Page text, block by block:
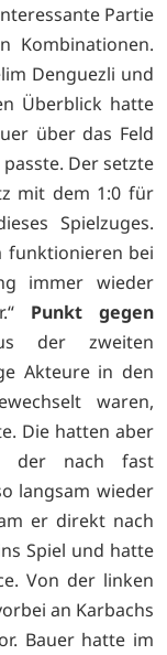
Partie
Kombinationen.
Denguezli und
Überblick hatte
über das Feld
Der setzte
mit dem 1:0 für
Spielzuges.
funktionieren bei
immer wieder
Punkt gegen
der zweiten
Akteure in den
waren,
Die hatten aber
der nach fast
langsam wieder
er direkt nach
Spiel und hatte
Von der linken
an Karbachs
Bauer hatte im